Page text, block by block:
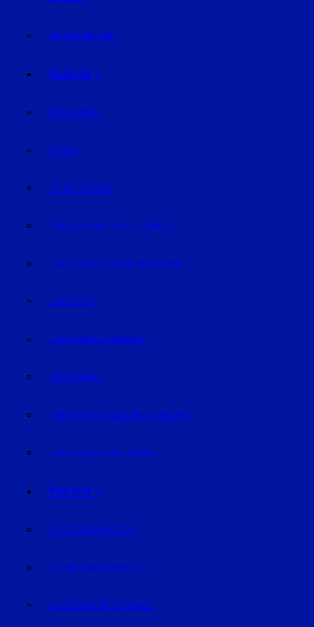
DEUTSCHLAND
REGION
STRAUBING
BOGEN
GEISELHÖRING
MALLERSDORF-PFAFFENBERG
LANDKREIS STRAUBING-BOGEN
LANDSHUT
LANDKREIS LANDSHUT
DINGOLFING
LANDKREIS DINGOLFING-LANDAU
LANDKREIS DEGGENDORF
POLIZEI
POLIZEIMELDUNGEN
FAHNDUNG/VERMISSTE
AUS DEM GERICHTSSAAL